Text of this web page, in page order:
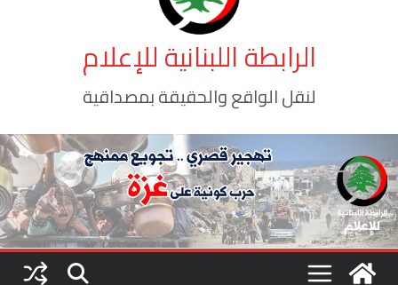
الرابطة اللبنانية للإعلام
لنقل الواقع والحقيقة بمصداقية